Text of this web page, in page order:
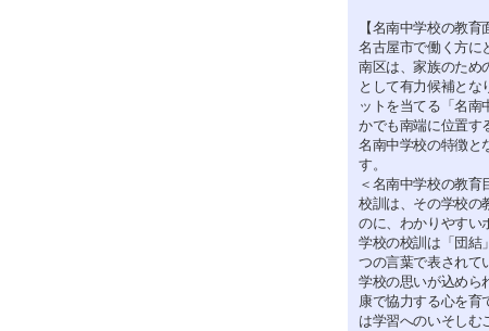
【名南中学校の教育
名古屋市で働く方に
南区は、家族のため
として有力候補とな
ットを当てる「名南
かでも南端に位置す
名南中学校の特徴と
す。
＜名南中学校の教育
校訓は、その学校の
のに、わかりやすい
学校の校訓は「団結
つの言葉で表されて
学校の思いが込めら
康で協力する心を育
は学習へのいそしむ